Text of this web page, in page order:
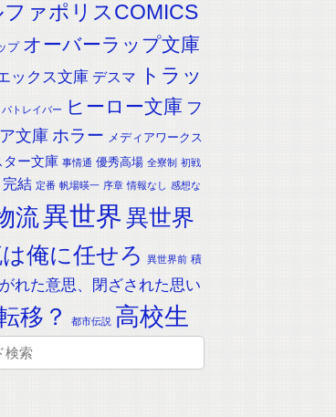
ファポリスCOMICS
プ オーバーラップ文庫
ックス文庫 デスマ
トラッ
パトレイバー ヒーロー文庫 フ
文庫 ホラー メディアワークス
ター文庫 事情通 優秀高場 全寮制 初戦
完結 定番 帆場暎一 序章 情報なし 感想な
流異世界異世界
俺に任せろ
異世界前 積
れた意思、閉ざされた思い
移？ 都市伝説 高校生